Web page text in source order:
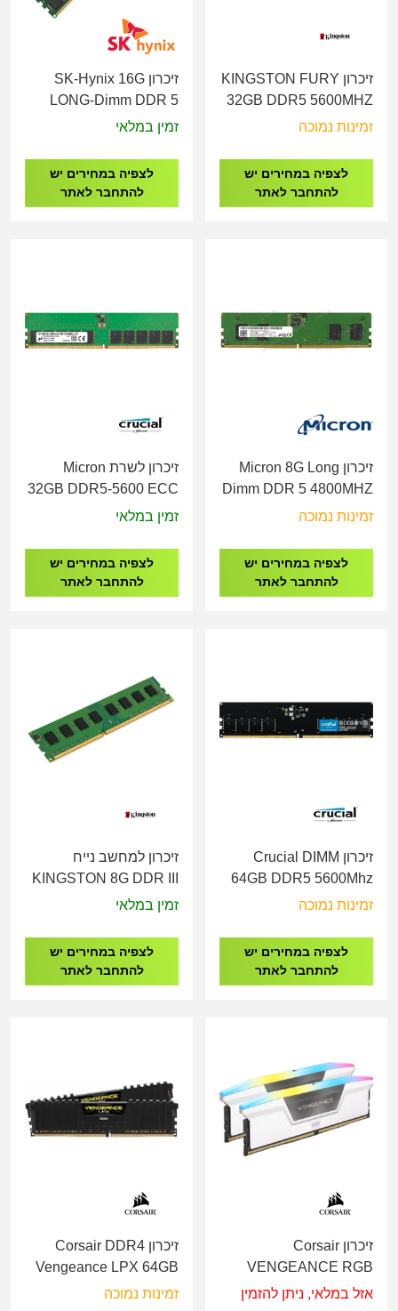
זיכרון KINGSTON FURY
32GB DDR5 5600MHZ
CL36 LONG-DIMM
זמינות נמוכה
לצפיה במחירים יש
להתחבר לאתר
זיכרון SK-Hynix 16G
LONG-Dimm DDR 5
5600MHZ 1.1V
זמין במלאי
לצפיה במחירים יש
להתחבר לאתר
זיכרון Micron 8G Long
Dimm DDR 5 4800MHZ
1.1V
זמינות נמוכה
לצפיה במחירים יש
להתחבר לאתר
זיכרון לשרת Micron
32GB DDR5-5600 ECC
UDIMM 2Rx8 CL46
זמין במלאי
לצפיה במחירים יש
להתחבר לאתר
זיכרון Crucial DIMM
64GB DDR5 5600Mhz
CT64G56C46U5
זמינות נמוכה
לצפיה במחירים יש
להתחבר לאתר
זיכרון למחשב נייח
KINGSTON 8G DDR III
1600MHz LONG DIM
זמין במלאי
לצפיה במחירים יש
להתחבר לאתר
זיכרון Corsair
VENGEANCE RGB
32GB 2x16GB DDR5
אזל במלאי, ניתן להזמין
זיכרון Corsair DDR4
Vengeance LPX 64GB
2X32 3200Mhz C16
זמינות נמוכה